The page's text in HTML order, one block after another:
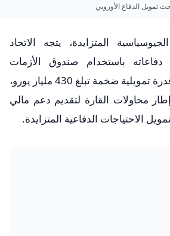
تمويل الدفاع الأوروبي
المتزايدة، يتجه الاتحاد
دفاعاته باستخدام صندوق الأزمات
الأوروبي الذي يمتلك قدرة تمويلية ضخمة تبلغ 430 مليار يورو،
محاولات القارة لتقديم دعم مالي
الاحتياجات الدفاعية المتزايدة.